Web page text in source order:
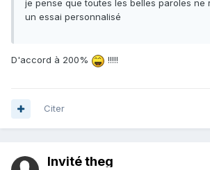
je pense que toutes les belles paroles ne
un essai personnalisé
D'accord à 200% !!!!!
Citer
Invité theg